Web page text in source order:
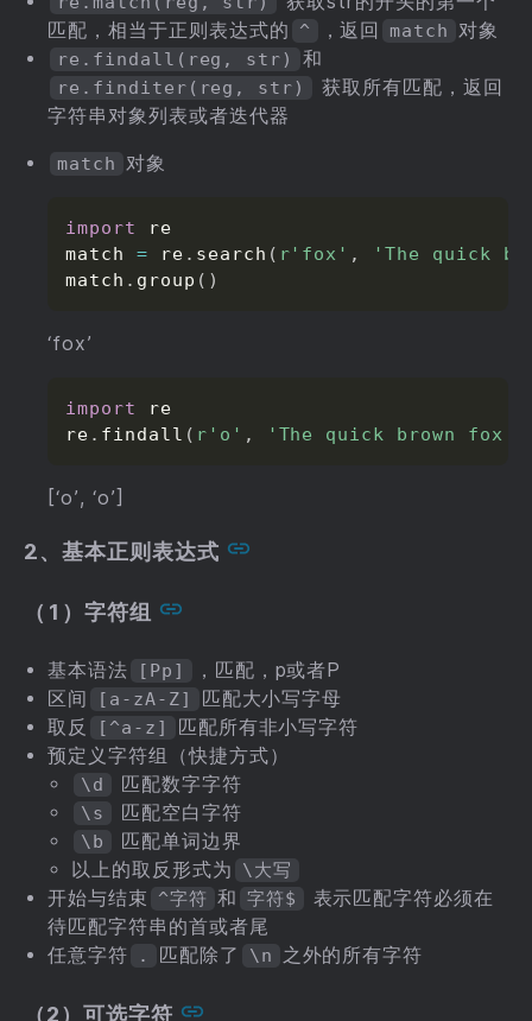
匹配，相当于正则表达式的
^ ，返回 match 对象
re.findall(reg, str) 和
re.finditer(reg, str)
获取所有匹配，返回
字符串对象列表或者迭代器
match 对象
import
re
match = re . search ( r'fox' ,
'The quick
match . group ( )
‘fox’
import
re
re . findall ( r'o' , 'The quick brown fox
[‘o’, ‘o’]
2、基本正则表达式
（1）字符组
基本语法 [Pp]
，匹配，p或者P
区间
[a-zA-Z]
匹配大小写字母
取反
[^a-z]
匹配所有非小写字符
预定义字符组（快捷方式）
\d 匹配数字字符
\s 匹配空白字符
\b
匹配单词边界
以上的取反形式为
\大写
开始与结束 ^字符 和 字符$
表示匹配字符必须在
待匹配字符串的首或者尾
任意字符
. 匹配除了 \n 之外的所有字符
（2）可选字符